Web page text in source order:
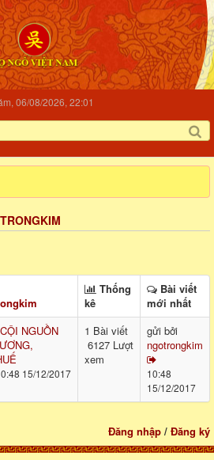
06/08/2026, 22:01
Thống
kê
Bài viết
mới nhất
NGUỒN
15/12/2017
1 Bài viết
6127 Lượt
xem
gửi bởi
ngotrongkim
10:48
15/12/2017
Đăng nhập / Đăng ký